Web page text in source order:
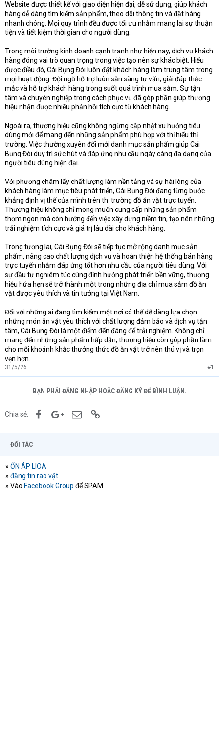
Website được thiết kế với giao diện hiện đại, dễ sử dụng, giúp khách
hàng dễ dàng tìm kiếm sản phẩm, theo dõi thông tin và đặt hàng
nhanh chóng. Mọi quy trình đều được tối ưu nhằm mang lại sự thuận
tiện và tiết kiệm thời gian cho người dùng.
Trong môi trường kinh doanh cạnh tranh như hiện nay, dịch vụ khách
hàng đóng vai trò quan trọng trong việc tạo nên sự khác biệt. Hiểu
được điều đó, Cái Bụng Đói luôn đặt khách hàng làm trung tâm trong
mọi hoạt động. Đội ngũ hỗ trợ luôn sẵn sàng tư vấn, giải đáp thắc
mắc và hỗ trợ khách hàng trong suốt quá trình mua sắm. Sự tận
tâm và chuyên nghiệp trong cách phục vụ đã góp phần giúp thương
hiệu nhận được nhiều phản hồi tích cực từ khách hàng.
Ngoài ra, thương hiệu cũng không ngừng cập nhật xu hướng tiêu
dùng mới để mang đến những sản phẩm phù hợp với thị hiếu thị
trường. Việc thường xuyên đổi mới danh mục sản phẩm giúp Cái
Bụng Đói duy trì sức hút và đáp ứng nhu cầu ngày càng đa dạng của
người tiêu dùng hiện đại.
Với phương châm lấy chất lượng làm nền tảng và sự hài lòng của
khách hàng làm mục tiêu phát triển, Cái Bụng Đói đang từng bước
khẳng định vị thế của mình trên thị trường đồ ăn vặt trực tuyến.
Thương hiệu không chỉ mong muốn cung cấp những sản phẩm
thơm ngon mà còn hướng đến việc xây dựng niềm tin, tạo nên những
trải nghiệm tích cực và giá trị lâu dài cho khách hàng.
Trong tương lai, Cái Bụng Đói sẽ tiếp tục mở rộng danh mục sản
phẩm, nâng cao chất lượng dịch vụ và hoàn thiện hệ thống bán hàng
trực tuyến nhằm đáp ứng tốt hơn nhu cầu của người tiêu dùng. Với
sự đầu tư nghiêm túc cùng định hướng phát triển bền vững, thương
hiệu hứa hẹn sẽ trở thành một trong những địa chỉ mua sắm đồ ăn
vặt được yêu thích và tin tưởng tại Việt Nam.
Đối với những ai đang tìm kiếm một nơi có thể dễ dàng lựa chọn
những món ăn vặt yêu thích với chất lượng đảm bảo và dịch vụ tận
tâm, Cái Bụng Đói là một điểm đến đáng để trải nghiệm. Không chỉ
mang đến những sản phẩm hấp dẫn, thương hiệu còn góp phần làm
cho mỗi khoảnh khắc thưởng thức đồ ăn vặt trở nên thú vị và trọn
vẹn hơn.
31/5/26 #1
BẠN PHẢI ĐĂNG NHẬP HOẶC ĐĂNG KÝ ĐỂ BÌNH LUẬN.
Chia sẻ: FacebookGoogle+Email
ĐỐI TÁC
» ỔN ÁP LIOA
» đăng tin rao vặt
» Vào Facebook Group để SPAM